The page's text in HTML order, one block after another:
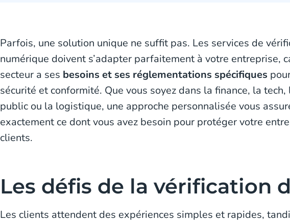
Parfois, une solution unique ne suffit pas. Les services de
numérique doivent s’adapter parfaitement à votre entreprise,
secteur a ses besoins et ses réglementations spécifiques
sécurité et conformité. Que vous soyez dans la finance, la tech,
public ou la logistique, une approche personnalisée vous
exactement ce dont vous avez besoin pour protéger votre
clients.
Les défis de la vérification
Les clients attendent des expériences simples et rapides,